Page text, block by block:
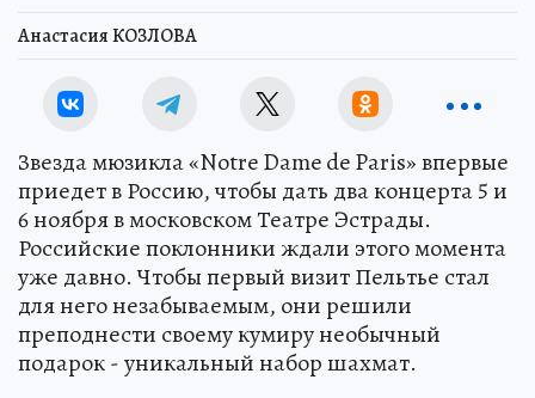
Анастасия КОЗЛОВА
Звезда мюзикла «Notre Dame de Paris» впервые
приедет в Россию, чтобы дать два концерта 5 и
6 ноября в московском Театре Эстрады.
Российские поклонники ждали этого момента
уже давно. Чтобы первый визит Пельтье стал
для него незабываемым, они решили
преподнести своему кумиру необычный
подарок - уникальный набор шахмат.